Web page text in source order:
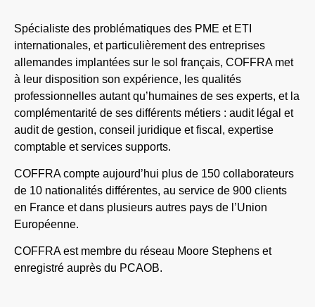
Spécialiste des problématiques des PME et ETI
internationales, et particulièrement des entreprises
allemandes implantées sur le sol français, COFFRA met
à leur disposition son expérience, les qualités
professionnelles autant qu’humaines de ses experts, et la
complémentarité de ses différents métiers : audit légal et
audit de gestion, conseil juridique et fiscal, expertise
comptable et services supports.
COFFRA compte aujourd’hui plus de 150 collaborateurs
de 10 nationalités différentes, au service de 900 clients
en France et dans plusieurs autres pays de l’Union
Européenne.
COFFRA est membre du réseau Moore Stephens et
enregistré auprès du PCAOB.